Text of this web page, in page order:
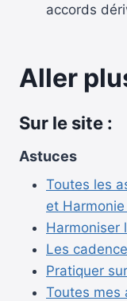
accords
Aller
Sur le site :
Astuces
Toutes les
et
Harmoniser
Les
Pratiquer
Toutes mes